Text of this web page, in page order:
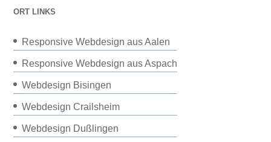
ORT LINKS
Responsive Webdesign aus Aalen
Responsive Webdesign aus Aspach
Webdesign Bisingen
Webdesign Crailsheim
Webdesign Dußlingen